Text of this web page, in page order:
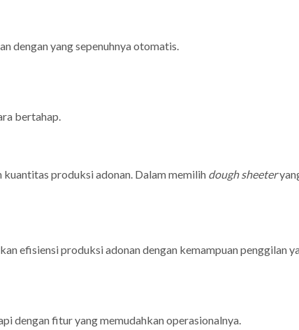
dengan yang sepenuhnya otomatis.
bertahap.
produksi adonan. Dalam memilih dough sheeter
efisiensi produksi adonan dengan kemampuan penggilan
dengan fitur yang memudahkan operasionalnya.